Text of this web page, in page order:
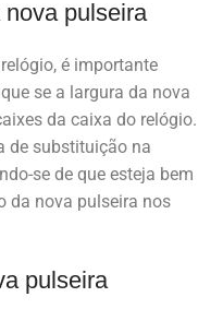
pulseira
é importante
se a largura da nova
da caixa do relógio.
de substituição na
se de que esteja bem
da nova pulseira nos
pulseira